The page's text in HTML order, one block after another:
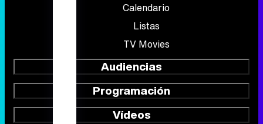
Calendario
Listas
TV Movies
Audiencias
Programación
Vídeos